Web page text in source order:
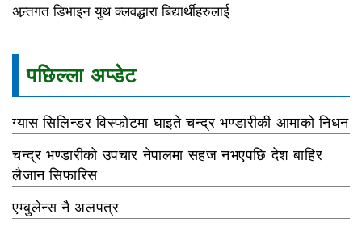
अन्र्तगत डिभाइन युथ क्लवद्धारा बिद्यार्थीहरुलाई
पछिल्ला अप्डेट
ग्यास सिलिन्डर विस्फोटमा घाइते चन्द्र भण्डारीकी आमाको निधन
चन्द्र भण्डारीको उपचार नेपालमा सहज नभएपछि देश बाहिर
लैजान सिफारिस
एम्बुलेन्स नै अलपत्र